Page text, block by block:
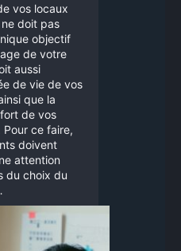
vos locaux
doit pas
objectif
de votre
aussi
de vie de vos
que la
de vos
ce faire,
doivent
attention
du choix du